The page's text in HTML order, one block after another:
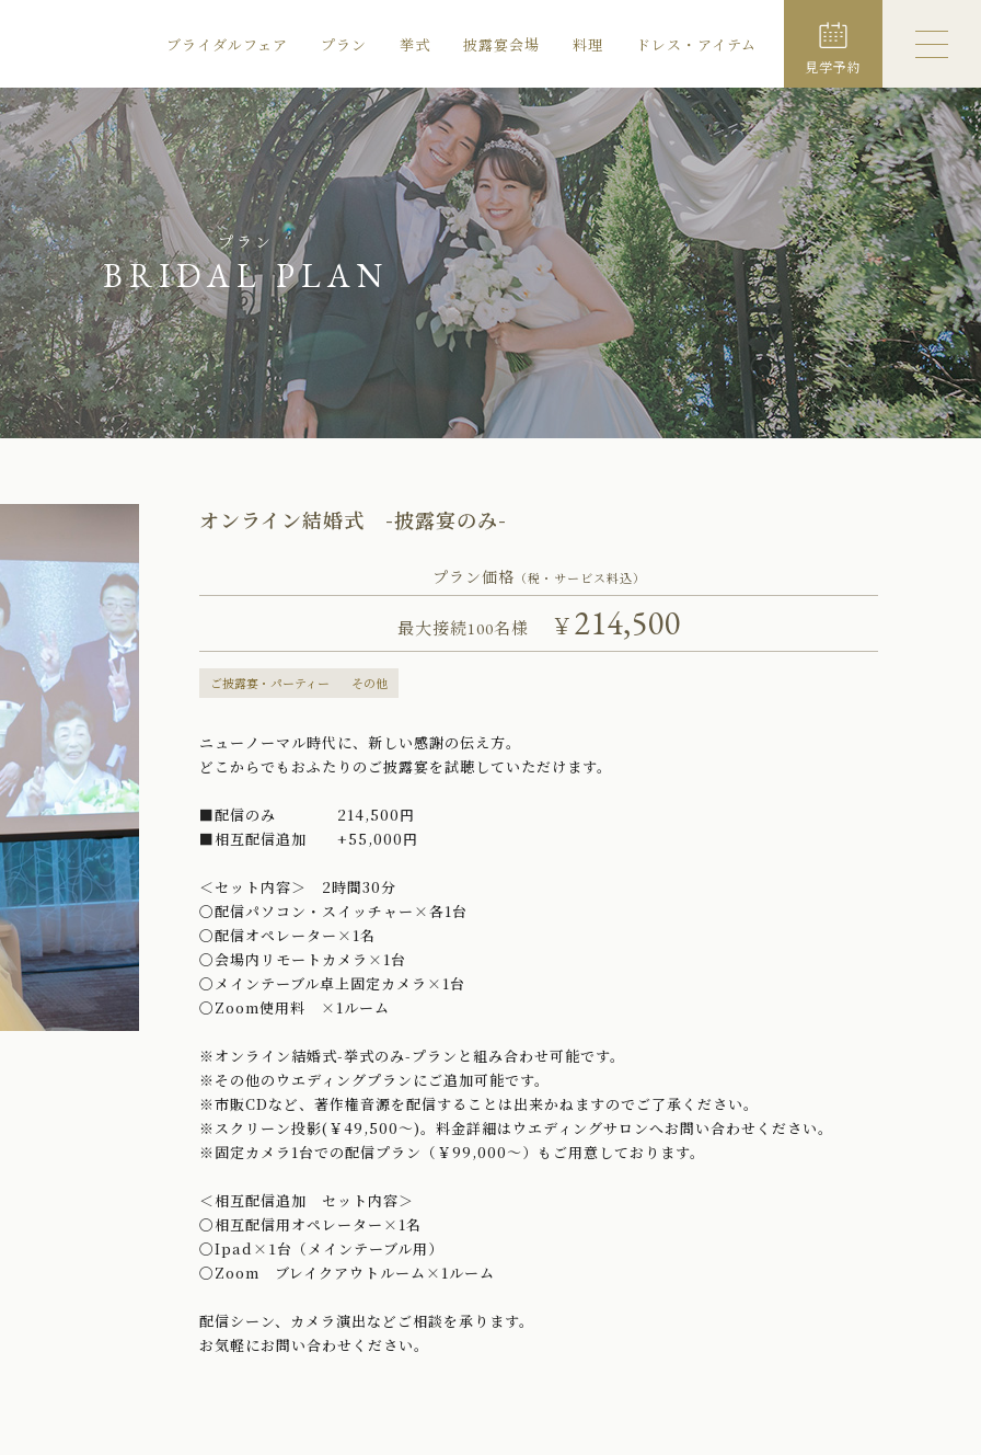
ブライダルフェア プラン 挙式 披露宴会場 料理 ドレス・アイテム
見学予約
プラン
BRIDAL PLAN
オンライン結婚式 -披露宴のみ-
プラン価格 （税・サービス料込）
最大接続100名様 ￥214,500
ご披露宴・パーティー その他
ニューノーマル時代に、新しい感謝の伝え方。
どこからでもおふたりのご披露宴を試聴していただけます。
■配信のみ 214,500円
■相互配信追加 +55,000円
＜セット内容＞ 2時間30分
〇配信パソコン・スイッチャー×各1台
〇配信オペレーター×1名
〇会場内リモートカメラ×1台
〇メインテーブル卓上固定カメラ×1台
〇Zoom使用料 ×1ルーム
※オンライン結婚式-挙式のみ-プランと組み合わせ可能です。
※その他のウエディングプランにご追加可能です。
※市販CDなど、著作権音源を配信することは出来かねますのでご了承ください。
※スクリーン投影(￥49,500～)。料金詳細はウエディングサロンへお問い合わせください。
※固定カメラ1台での配信プラン（￥99,000～）もご用意しております。
＜相互配信追加 セット内容＞
〇相互配信用オペレーター×1名
〇Ipad×1台（メインテーブル用）
〇Zoom ブレイクアウトルーム×1ルーム
配信シーン、カメラ演出などご相談を承ります。
お気軽にお問い合わせください。